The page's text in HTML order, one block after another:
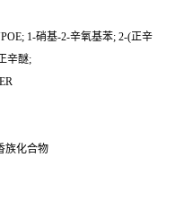
1-硝基-2-辛氧基苯; 2-(正辛
辛醚;
族化合物